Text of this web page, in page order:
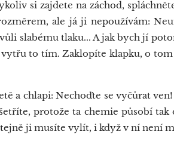
si zajdete na záchod,
ale já ji nepoužívám:
slabému tlaku... A jak bych jí
to tím. Zaklopíte klapku, o
a chlapi: Nechoďte se vyčůrat
protože ta chemie působí tak
ji musíte vylít, i když v ní není